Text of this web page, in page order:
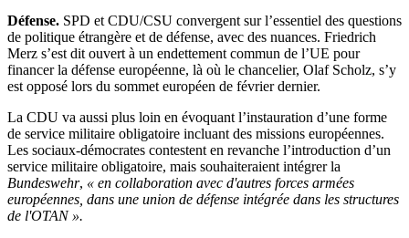
Défense. SPD et CDU/CSU convergent sur l’essentiel des questions
de politique étrangère et de défense, avec des nuances. Friedrich
Merz s’est dit ouvert à un endettement commun de l’UE pour
financer la défense européenne, là où le chancelier, Olaf Scholz, s’y
est opposé lors du sommet européen de février dernier.
La CDU va aussi plus loin en évoquant l’instauration d’une forme
de service militaire obligatoire incluant des missions européennes.
Les sociaux-démocrates contestent en revanche l’introduction d’un
service militaire obligatoire, mais souhaiteraient intégrer la
Bundeswehr, « en collaboration avec d'autres forces armées
européennes, dans une union de défense intégrée dans les structures
de l'OTAN ».